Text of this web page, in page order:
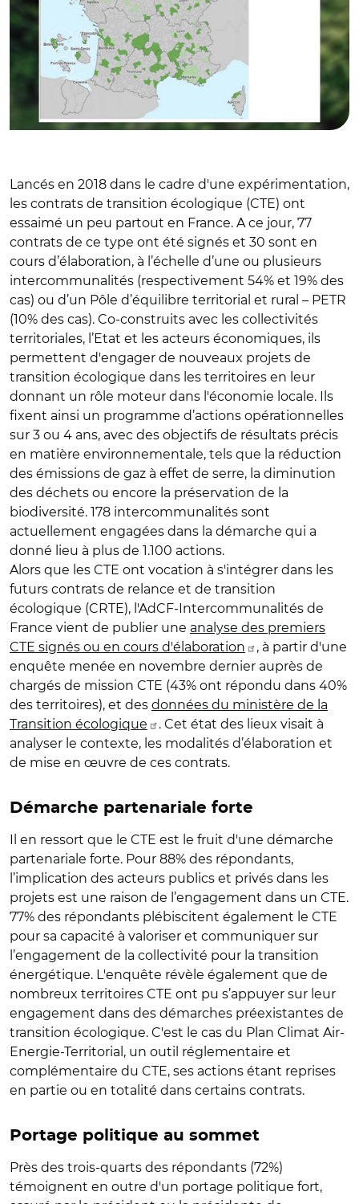
Lancés en 2018 dans le cadre d'une expérimentation,
les contrats de transition écologique (CTE) ont
essaimé un peu partout en France. A ce jour, 77
contrats de ce type ont été signés et 30 sont en
cours d’élaboration, à l’échelle d’une ou plusieurs
intercommunalités (respectivement 54% et 19% des
cas) ou d’un Pôle d’équilibre territorial et rural – PETR
(10% des cas). Co-construits avec les collectivités
territoriales, l’Etat et les acteurs économiques, ils
permettent d'engager de nouveaux projets de
transition écologique dans les territoires en leur
donnant un rôle moteur dans l'économie locale. Ils
fixent ainsi un programme d’actions opérationnelles
sur 3 ou 4 ans, avec des objectifs de résultats précis
en matière environnementale, tels que la réduction
des émissions de gaz à effet de serre, la diminution
des déchets ou encore la préservation de la
biodiversité. 178 intercommunalités sont
actuellement engagées dans la démarche qui a
donné lieu à plus de 1.100 actions.
Alors que les CTE ont vocation à s'intégrer dans les
futurs contrats de relance et de transition
écologique (CRTE), l'AdCF-Intercommunalités de
France vient de publier une analyse des premiers
CTE signés ou en cours d'élaboration
, à partir d'une
enquête menée en novembre dernier auprès de
chargés de mission CTE (43% ont répondu dans 40%
des territoires), et des données du ministère de la
Transition écologique
. Cet état des lieux visait à
analyser le contexte, les modalités d’élaboration et
de mise en œuvre de ces contrats.
Démarche partenariale forte
Il en ressort que le CTE est le fruit d'une démarche
partenariale forte. Pour 88% des répondants,
l’implication des acteurs publics et privés dans les
projets est une raison de l’engagement dans un CTE.
77% des répondants plébiscitent également le CTE
pour sa capacité à valoriser et communiquer sur
l’engagement de la collectivité pour la transition
énergétique. L'enquête révèle également que de
nombreux territoires CTE ont pu s’appuyer sur leur
engagement dans des démarches préexistantes de
transition écologique. C'est le cas du Plan Climat Air-
Energie-Territorial, un outil réglementaire et
complémentaire du CTE, ses actions étant reprises
en partie ou en totalité dans certains contrats.
Portage politique au sommet
Près des trois-quarts des répondants (72%)
témoignent en outre d'un portage politique fort,